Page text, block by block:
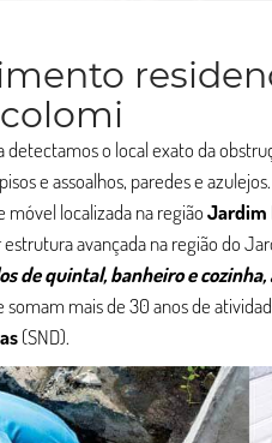
detectamos o local exato da
e assoalhos, paredes e
localizada na regiãoJardim
avançada na região do
de quintal, banheiro e
mais de 30 anos de
(SND).